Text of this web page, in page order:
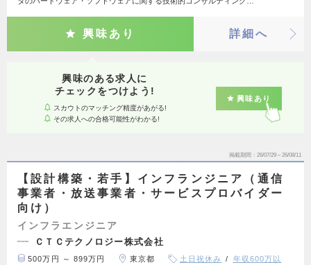
興味あり 詳細へ
興味のある求人に
チェックをつけよう!
スカウトのマッチング精度があがる!
その求人への合格可能性がわかる!
興味あり
掲載期間 26/07/29～26/08/11
【設計構築・若手】インフランジニア（通信
事業者・放送事業者・サービスプロバイダー
向け）
インフラエンジニア
ＣＴＣテクノロジー株式会社
500万円 ～ 899万円 東京都 土日祝休み
年収600万以